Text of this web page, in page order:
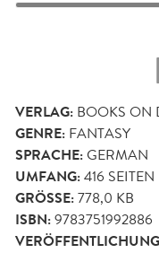
VERLAG: BOOKS ON
GENRE: FANTASY
SPRACHE:GERMAN
UMFANG:416 SEITEN
GRÖSSE: 778,0 KB
ISBN:9783751992886